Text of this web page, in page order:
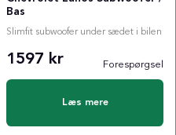
Bas
Slimfit subwoofer under sædet i bilen
1597 kr Forespørgsel
Læs mere